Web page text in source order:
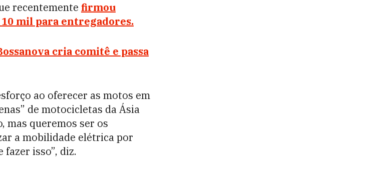
recentemente firmou
mil para entregadores.
cria comitê e passa
ao oferecer as motos em
de motocicletas da Ásia
mas queremos ser os
a mobilidade elétrica por
fazer isso”, diz.